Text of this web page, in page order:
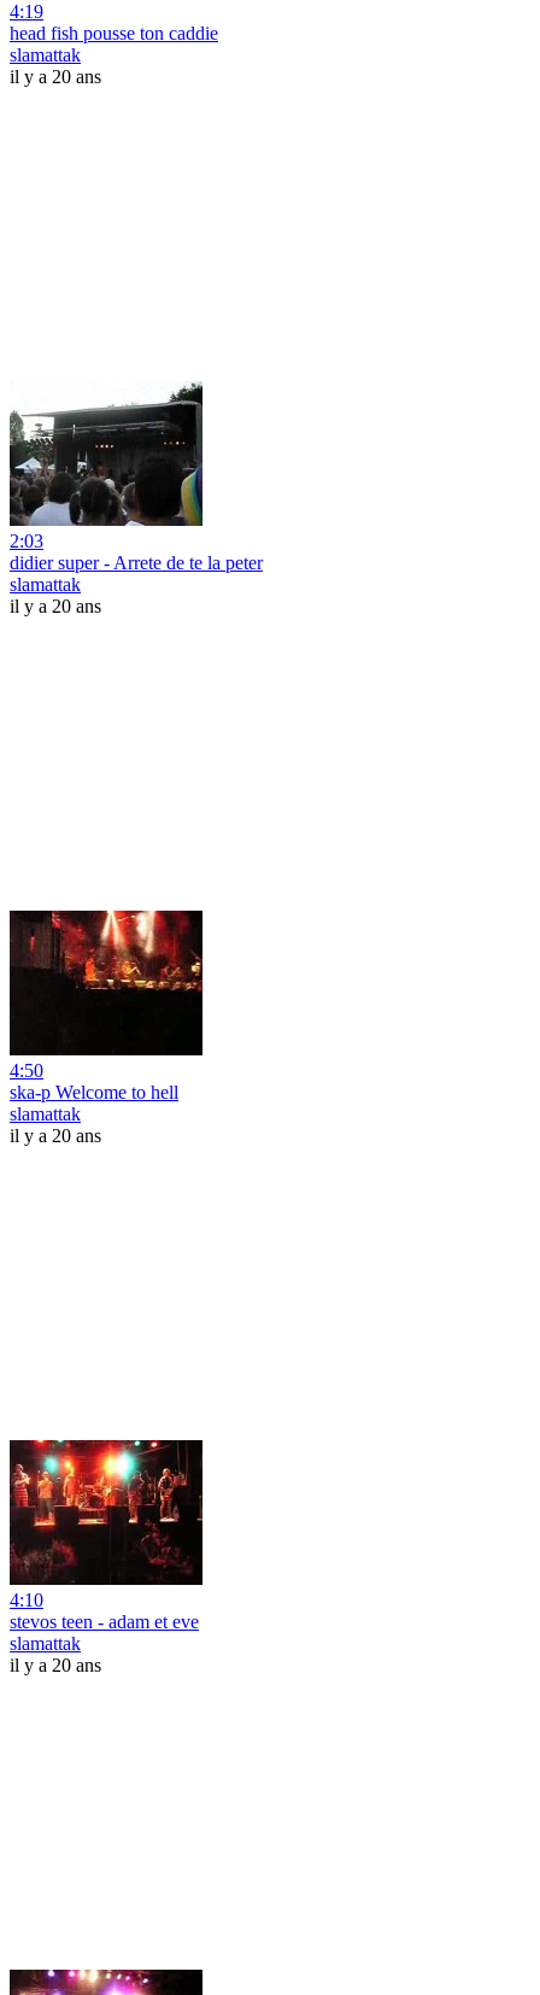
4:19
head fish pousse ton caddie
slamattak
il y a 20 ans
2:03
didier super - Arrete de te la peter
slamattak
il y a 20 ans
4:50
ska-p Welcome to hell
slamattak
il y a 20 ans
4:10
stevos teen - adam et eve
slamattak
il y a 20 ans